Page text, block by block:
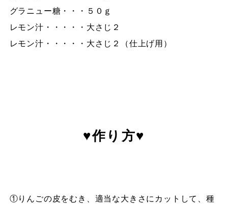
グラニュー糖・・・５０ｇ
レモン汁・・・・・大さじ２
レモン汁・・・・・大さじ２（仕上げ用）
♥作り方♥
①りんごの皮をむき、適当な大きさにカットして、種